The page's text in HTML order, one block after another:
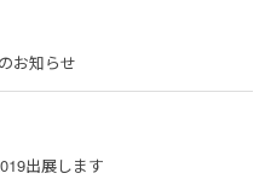
お知らせ
出展します